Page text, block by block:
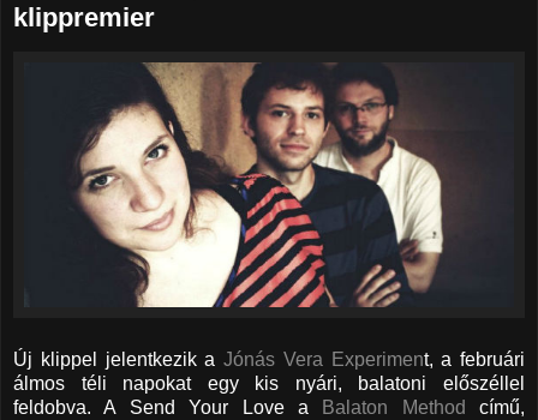
klippremier
Új klippel jelentkezik a Jónás Vera Experiment, a februári
álmos téli napokat egy kis nyári, balatoni előszéllel
feldobva. A Send Your Love a
Balaton Method című,